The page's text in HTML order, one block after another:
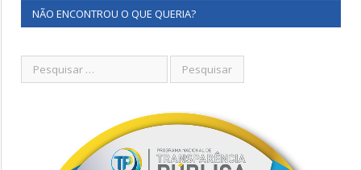
NÃO ENCONTROU O QUE QUERIA?